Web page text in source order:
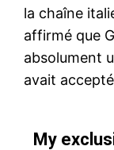
la chaîne
affirmé que
absolument
avait
My